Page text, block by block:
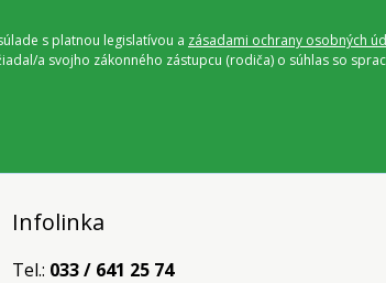
s platnou legislatívou a zásadami ochrany osobných
a svojho zákonného zástupcu (rodiča) o súhlas so
Infolinka
Tel.: 033 / 641 25 74